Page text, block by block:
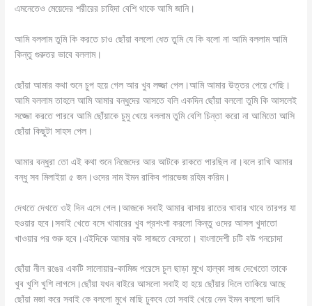
এমনেতেও মেয়েদের শরীরের চাহিদা বেশি থাকে আমি জানি।
আমি বললাম তুমি কি করতে চাও ছোঁয়া বললো ধেত তুমি যে কি বলো না আমি বললাম আমি
কিন্তু গুরুতর ভাবে বললাম।
ছোঁয়া আমার কথা শুনে চুপ হয়ে গেল আর খুব লজ্জা পেল।আমি আমার উত্তর পেয়ে গেছি।
আমি বললাম তাহলে আমি আমার বন্ধুদের আসতে বলি একদিন ছোঁয়া বললো তুমি কি আসলেই
সজ্জো করতে পারবে আমি ছোঁয়াকে চুমু খেয়ে বললাম তুমি বেশি চিন্তা করো না আমিতো আসি
ছোঁয়া কিছুটা সাহস পেল।
আমার বন্ধুরা তো এই কথা শুনে নিজেদের আর আটকে রাকতে পারছিল না।বলে রাখি আমার
বন্ধু সব মিলাইয়া ৫ জন।ওদের নাম ইমন রাকিব পারভেজ রহিম করিম।
দেখতে দেখতে ওই দিন এসে গেল।আজকে সবাই আমার বাসায় রাতের খাবার খাবে তারপর যা
হওয়ার হবে।সবাই খেতে বসে খাবারের খুব প্রশংশা করলো কিন্তু ওদের আসল খুদাতো
খাওয়ার পর শুরু হবে।এইদিকে আমার বউ সাজতে বেসতো। বাংলাদেশী চটি বউ গনচোদা
ছোঁয়া নীল রঙের একটি সালোয়ার-কামিজ পরেসে চুল ছাড়া মুখে হাল্কা সাজ দেখেতো তাকে
খুব খুশি খুশি লাগসে।ছোঁয়া যখন বাইরে আসলো সবাই হা হয়ে ছোঁয়ার দিলে তাকিয়ে আছে
ছোঁয়া মজা করে সবাই কে বললো মুখে মাছি ঢুকবে তো সবাই খেয়ে নেন ইমন বললো ভাবি